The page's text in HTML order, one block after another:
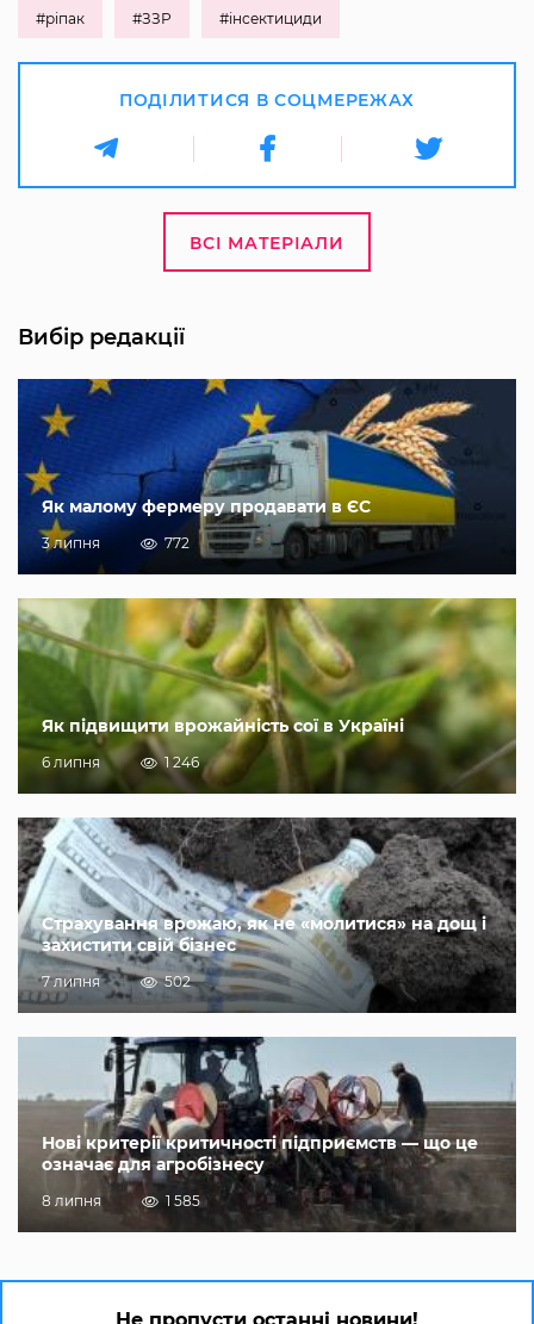
#ріпак #ЗЗР #інсектициди
ПОДІЛИТИСЯ В СОЦМЕРЕЖАХ
ВСІ МАТЕРІАЛИ
Вибір редакції
Як малому фермеру продавати в ЄС
3 липня 772
Як підвищити врожайність сої в Україні
6 липня 1 246
Страхування врожаю, як не «молитися» на дощ і
захистити свій бізнес
7 липня 502
Нові критерії критичності підприємств — що це
означає для агробізнесу
8 липня 1 585